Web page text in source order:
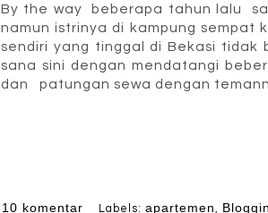
By the way beberapa tahun lalu
namun istrinya di kampung sempat
sendiri yang tinggal di Bekasi tidak
sana sini dengan mendatangi
dan patungan sewa dengan
10 komentar Labels:apartemen,